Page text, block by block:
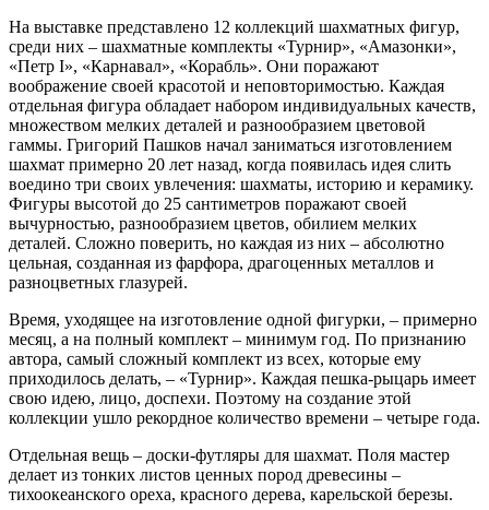
На выставке представлено 12 коллекций шахматных фигур,
среди них – шахматные комплекты «Турнир», «Амазонки»,
«Петр І», «Карнавал», «Корабль». Они поражают
воображение своей красотой и неповторимостью. Каждая
отдельная фигура обладает набором индивидуальных качеств,
множеством мелких деталей и разнообразием цветовой
гаммы. Григорий Пашков начал заниматься изготовлением
шахмат примерно 20 лет назад, когда появилась идея слить
воедино три своих увлечения: шахматы, историю и керамику.
Фигуры высотой до 25 сантиметров поражают своей
вычурностью, разнообразием цветов, обилием мелких
деталей. Сложно поверить, но каждая из них – абсолютно
цельная, созданная из фарфора, драгоценных металлов и
разноцветных глазурей.
Время, уходящее на изготовление одной фигурки, – примерно
месяц, а на полный комплект – минимум год. По признанию
автора, самый сложный комплект из всех, которые ему
приходилось делать, – «Турнир». Каждая пешка-рыцарь имеет
свою идею, лицо, доспехи. Поэтому на создание этой
коллекции ушло рекордное количество времени – четыре года.
Отдельная вещь – доски-футляры для шахмат. Поля мастер
делает из тонких листов ценных пород древесины –
тихоокеанского ореха, красного дерева, карельской березы.